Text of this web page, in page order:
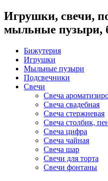
Игрушки, свечи,
мыльные пузыри,
Бижутерия
Игрушки
Мыльные пузыри
Подсвечники
Свечи
Свеча
Свеча свадебная
Свеча стержневая
Свеча столбик,
Свеча цифра
Свеча чайная
Свеча шар
Свечи для торта
Свечи фонтаны